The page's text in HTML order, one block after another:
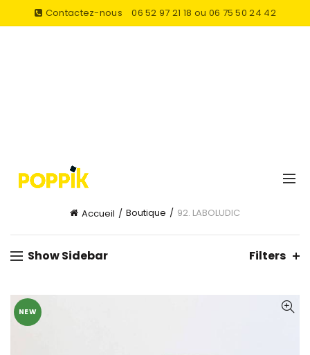
Contactez-nous 06 52 97 21 18 ou 06 75 50 24 42
Accueil Boutique 92. LABOLUDIC
Show Sidebar Filters
NEW